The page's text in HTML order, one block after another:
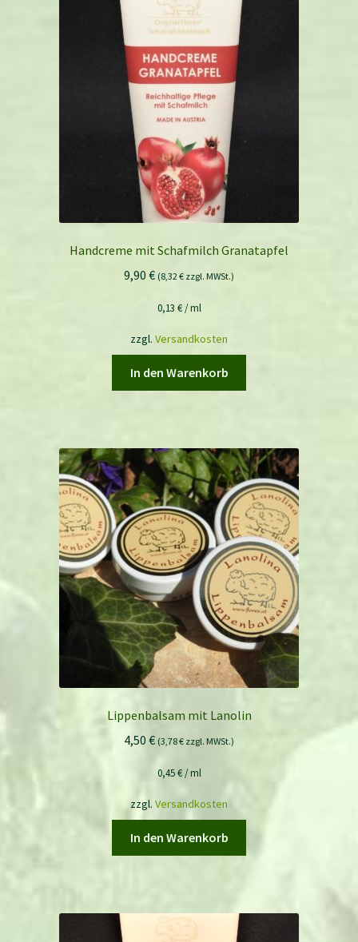
Handcreme mit Schafmilch Granatapfel
9,90 € (8,32€ zzgl. MWSt.)
0,13 €/ml
zzgl. Versandkosten
In den Warenkorb
Lippenbalsam mit Lanolin
4,50 € (3,78€ zzgl. MWSt.)
0,45€/ml
zzgl. Versandkosten
In den Warenkorb